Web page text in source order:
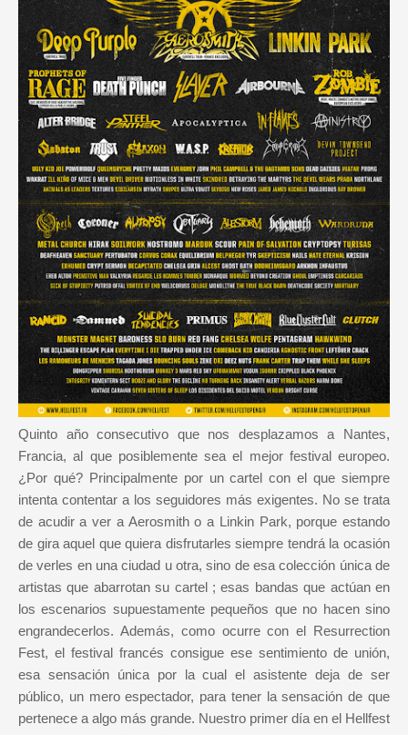
Quinto año consecutivo que nos desplazamos a Nantes,
Francia, al que posiblemente sea el mejor festival europeo.
¿Por qué? Principalmente por un cartel con el que siempre
intenta contentar a los seguidores más exigentes. No se trata
de acudir a ver a Aerosmith o a Linkin Park, porque estando
de gira aquel que quiera disfrutarles siempre tendrá la ocasión
de verles en una ciudad u otra, sino de esa colección única de
artistas que abarrotan su cartel ; esas bandas que actúan en
los escenarios supuestamente pequeños que no hacen sino
engrandecerlos. Además, como ocurre con el Resurrection
Fest, el festival francés consigue ese sentimiento de unión,
esa sensación única por la cual el asistente deja de ser
público, un mero espectador, para tener la sensación de que
pertenece a algo más grande. Nuestro primer día en el Hellfest